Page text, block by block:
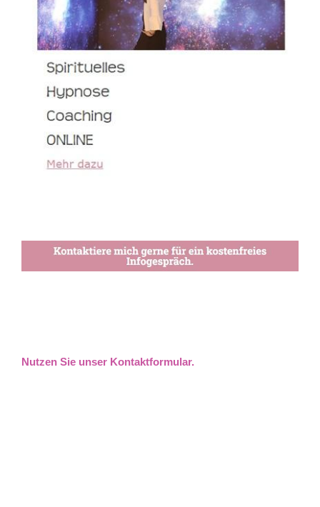
Nutzen Sie unser Kontaktformular.